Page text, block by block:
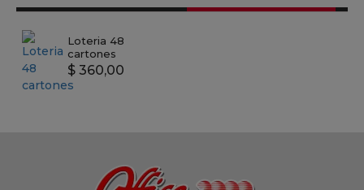
Loteria 48
cartones
$ 360,00